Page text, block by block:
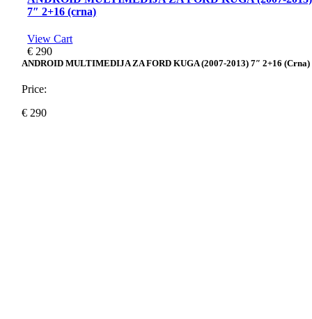
7″ 2+16 (crna)
View Cart
€ 290
ANDROID MULTIMEDIJA ZA FORD KUGA (2007-2013) 7″ 2+16 (crna)
Price:
€ 290